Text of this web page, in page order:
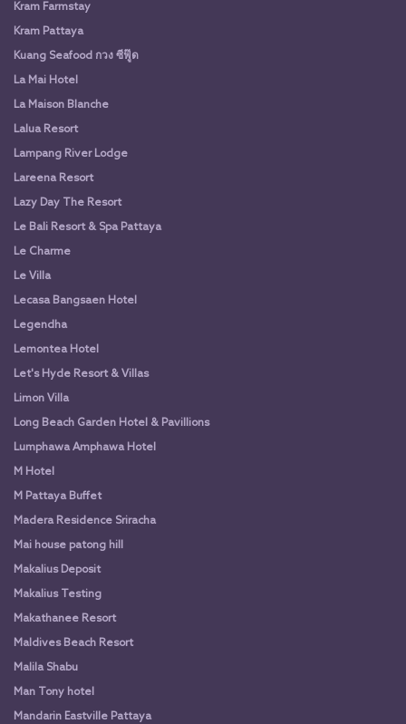
Kram Farmstay
Kram Pattaya
Kuang Seafood กวง ซีฟู๊ด
La Mai Hotel
La Maison Blanche
Lalua Resort
Lampang River Lodge
Lareena Resort
Lazy Day The Resort
Le Bali Resort & Spa Pattaya
Le Charme
Le Villa
Lecasa Bangsaen Hotel
Legendha
Lemontea Hotel
Let's Hyde Resort & Villas
Limon Villa
Long Beach Garden Hotel & Pavillions
Lumphawa Amphawa Hotel
M Hotel
M Pattaya Buffet
Madera Residence Sriracha
Mai house patong hill
Makalius Deposit
Makalius Testing
Makathanee Resort
Maldives Beach Resort
Malila Shabu
Man Tony hotel
Mandarin Eastville Pattaya